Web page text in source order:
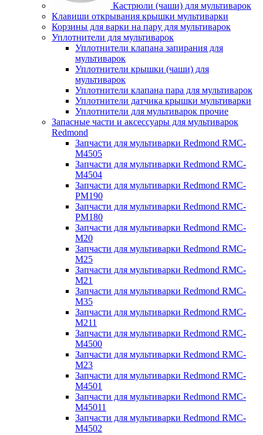
Кастрюли (чаши) для мультиварок
Клавиши открывания крышки мультиварки
Корзины для варки на пару для мультиварок
Уплотнители для мультиварок
Уплотнители клапана запирания для
мультиварок
Уплотнители крышки (чаши) для
мультиварок
Уплотнители клапана пара для мультиварок
Уплотнители датчика крышки мультиварки
Уплотнители для мультиварок прочие
Запасные части и аксессуары для мультиварок
Redmond
Запчасти для мультиварки Redmond RMC-
M4505
Запчасти для мультиварки Redmond RMC-
M4504
Запчасти для мультиварки Redmond RMC-
PM190
Запчасти для мультиварки Redmond RMC-
PM180
Запчасти для мультиварки Redmond RMC-
M20
Запчасти для мультиварки Redmond RMC-
M25
Запчасти для мультиварки Redmond RMC-
M21
Запчасти для мультиварки Redmond RMC-
M35
Запчасти для мультиварки Redmond RMC-
M211
Запчасти для мультиварки Redmond RMC-
M4500
Запчасти для мультиварки Redmond RMC-
M23
Запчасти для мультиварки Redmond RMC-
M4501
Запчасти для мультиварки Redmond RMC-
M45011
Запчасти для мультиварки Redmond RMC-
M4502